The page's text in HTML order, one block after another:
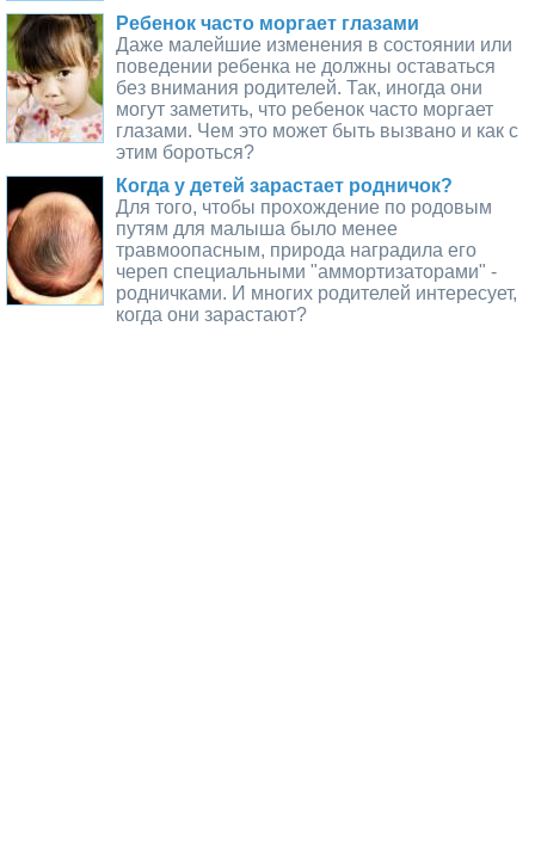
Ребенок часто моргает глазами
Даже малейшие изменения в состоянии или
поведении ребенка не должны оставаться
без внимания родителей. Так, иногда они
могут заметить, что ребенок часто моргает
глазами. Чем это может быть вызвано и как с
этим бороться?
Когда у детей зарастает родничок?
Для того, чтобы прохождение по родовым
путям для малыша было менее
травмоопасным, природа наградила его
череп специальными "аммортизаторами" -
родничками. И многих родителей интересует,
когда они зарастают?